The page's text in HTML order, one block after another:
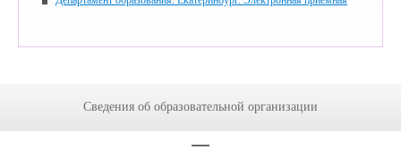
Сведения об образовательной организации